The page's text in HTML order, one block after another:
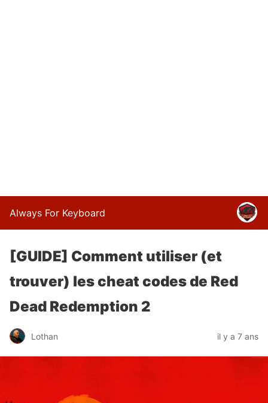
Always For Keyboard
[GUIDE] Comment utiliser (et
trouver) les cheat codes de Red
Dead Redemption 2
Lothan il y a 7 ans